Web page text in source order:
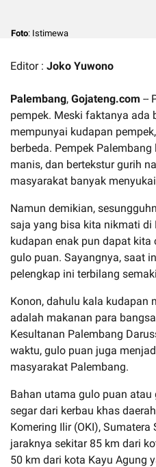
Foto: Istimewa
Editor : Joko Yuwono
Palembang, Gojateng.com --
pempek. Meski faktanya ada
mempunyai kudapan
berbeda. Pempek
manis, dan bertekstur gurih
masyarakat banyak
Namun demikian,
saja yang bisa kita nikmati di
kudapan enak pun dapat
gulo puan. Sayangnya, saat
pelengkap ini terbilang
Konon, dahulu kala kudapan
adalah makanan para
Kesultanan Palembang
waktu, gulo puan juga
masyarakat Palembang.
Bahan utama gulo puan
segar dari kerbau khas
Komering Ilir (OKI),
jaraknya sekitar 85 km dari
50 km dari kota Kayu Agung